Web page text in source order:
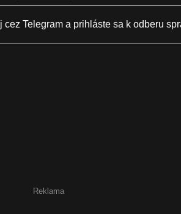
cez Telegram a prihláste sa k odberu
Reklama